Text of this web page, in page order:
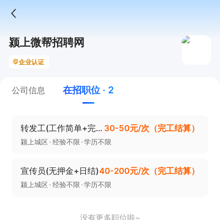
颍上微帮招聘网
企业认证
公司信息 在招职位 · 2
转发工(工作简单+完工结算) 30-50元/次（完工结算）
颍上城区 经验不限 学历不限
宣传员(无押金+日结)40-200元/次（完工结算）
颍上城区 经验不限 学历不限
没有更多职位啦~